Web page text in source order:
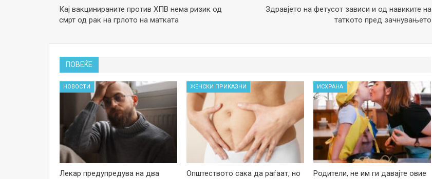
Кај вакцинираните против ХПВ нема ризик од
смрт од рак на грлото на матката
Здравјето на фетусот зависи и од навиките на
таткото пред зачнувањето
ПОВЕЌЕ
НОВОСТИ
Лекар предупредува на два
ЖЕНСКИ ПРИКАЗНИ
Општеството сака да раѓаат, но
ИСХРАНА
Родители, не им ги давајте овие